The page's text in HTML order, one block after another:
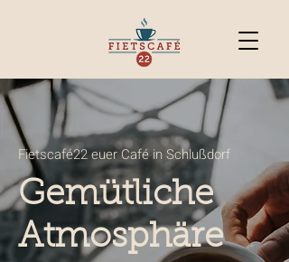
Fietscafé22 euer Café in Schlußdorf
Gemütliche
Atmosphäre